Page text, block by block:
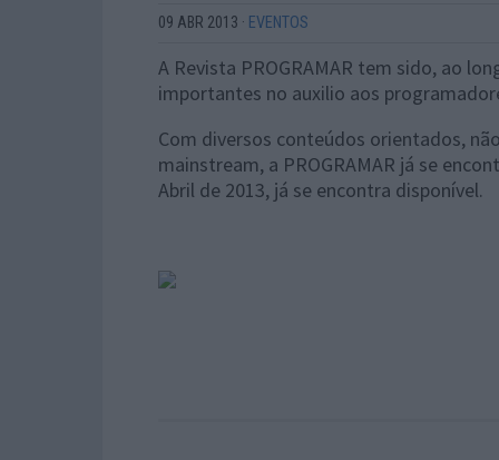
09 ABR 2013 · EVENTOS
A Revista PROGRAMAR tem sido, ao
importantes no auxilio aos
Com diversos conteúdos orientados,
mainstream, a PROGRAMAR já se
Abril de 2013, já se encontra disponível.